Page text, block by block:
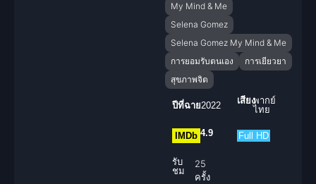
My Mind & Me
Selena Gomez
Selena Gomez My Mind & Me
การยอมรับตนเอง
การเยียวยา
สุขภาพจิต
ปีที่ฉาย2022 เสียงพากย์
ไทย
IMDb 4.9 Full HD
รับ
ชม
25
ครั้ง